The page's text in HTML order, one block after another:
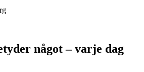
något – varje dag